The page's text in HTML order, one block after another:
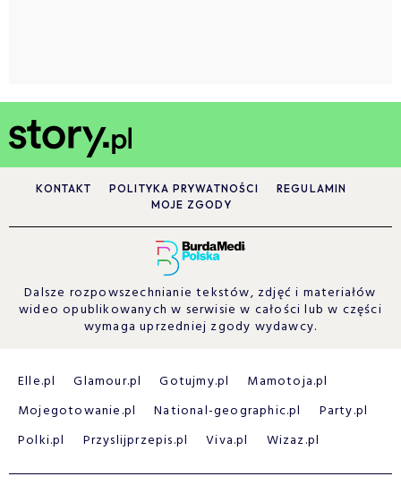
KONTAKT POLITYKA PRYWATNOŚCI
REGULAMIN
MOJE ZGODY
Dalsze rozpowszechnianie tekstów, zdjęć i materiałów
wideo opublikowanych w serwisie w całości lub w części
wymaga uprzedniej zgody wydawcy.
Elle.pl Glamour.pl Gotujmy.pl
Mamotoja.pl
Mojegotowanie.pl
National-geographic.pl
Party.pl
Polki.pl
Przyslijprzepis.pl Viva.pl Wizaz.pl